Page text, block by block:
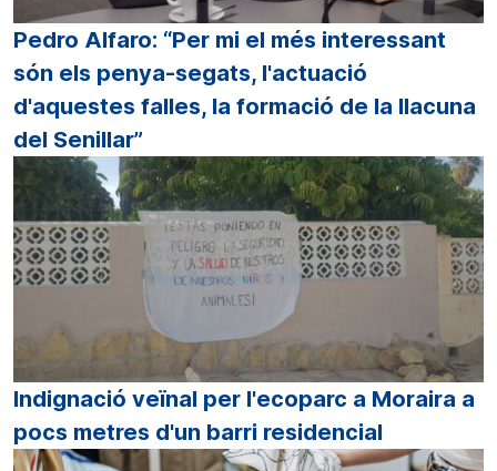
Pedro Alfaro: “Per mi el més interessant
són els penya-segats, l'actuació
d'aquestes falles, la formació de la llacuna
del Senillar”
Indignació veïnal per l'ecoparc a Moraira a
pocs metres d'un barri residencial